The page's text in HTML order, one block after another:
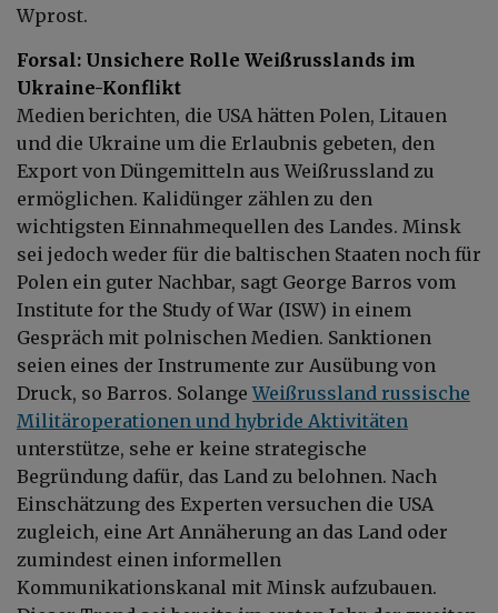
Wprost.
Forsal: Unsichere Rolle Weißrusslands im
Ukraine-Konflikt
Medien berichten, die USA hätten Polen, Litauen
und die Ukraine um die Erlaubnis gebeten, den
Export von Düngemitteln aus Weißrussland zu
ermöglichen. Kalidünger zählen zu den
wichtigsten Einnahmequellen des Landes. Minsk
sei jedoch weder für die baltischen Staaten noch für
Polen ein guter Nachbar, sagt George Barros vom
Institute for the Study of War (ISW) in einem
Gespräch mit polnischen Medien. Sanktionen
seien eines der Instrumente zur Ausübung von
Druck, so Barros. SolangeWeißrussland russische
Militäroperationen und hybride Aktivitäten
unterstütze, sehe er keine strategische
Begründung dafür, das Land zu belohnen. Nach
Einschätzung des Experten versuchen die USA
zugleich, eine Art Annäherung an das Land oder
zumindest einen informellen
Kommunikationskanal mit Minsk aufzubauen.